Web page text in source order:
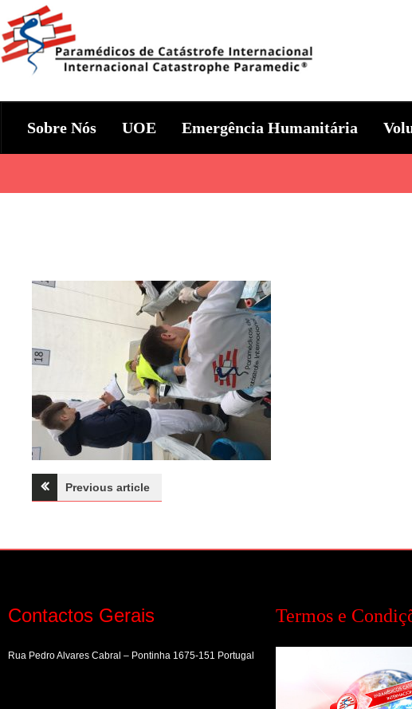
to
content
Sobre Nós UOE Emergência Humanitária
Navegação
artigos
Previous article
Contactos Gerais
Rua Pedro Alvares Cabral – Pontinha 1675-151 Portugal
Termos e